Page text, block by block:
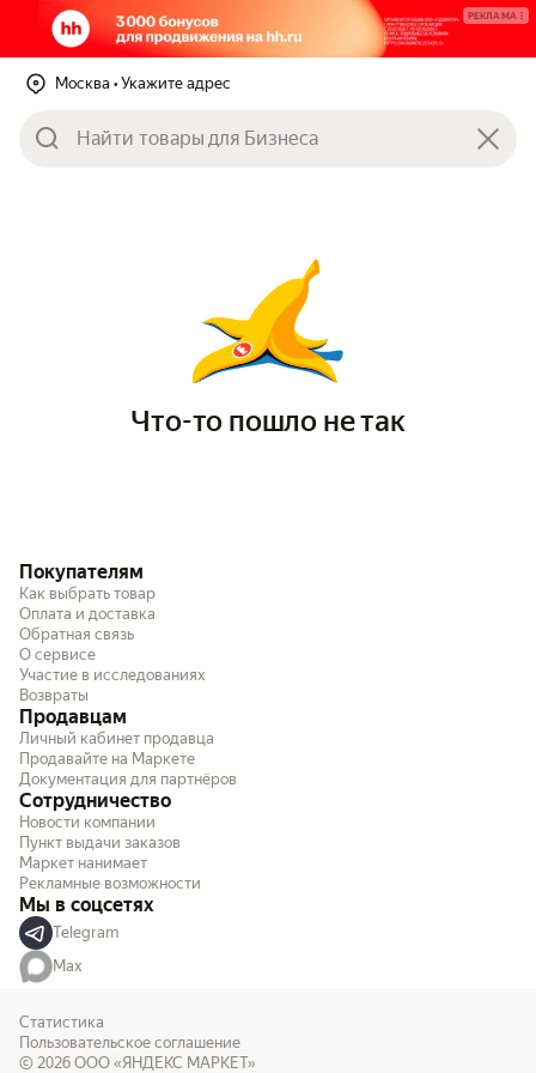
РЕКЛАМА
Москва • Укажите адрес
Что-то пошло не так
Покупателям
Как выбрать товар
Оплата и доставка
Обратная связь
О сервисе
Участие в исследованиях
Возвраты
Продавцам
Личный кабинет продавца
Продавайте на Маркете
Документация для партнёров
Сотрудничество
Новости компании
Пункт выдачи заказов
Маркет нанимает
Рекламные возможности
Мы в соцсетях
Telegram
Max
Статистика
Пользовательское соглашение
© 2026 ООО «ЯНДЕКС МАРКЕТ»